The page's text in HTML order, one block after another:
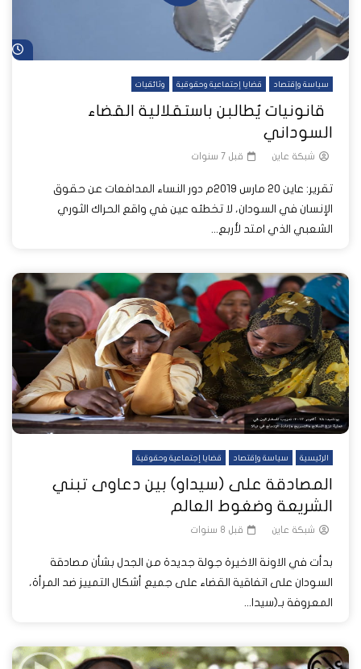
سياسة وإقتصاد قضايا إجتماعية وحقوقية وثائقيات
قانونيات يُطالبن باستقلالية القضاء
السوداني
شبكة عاين قبل 7 سنوات
تقرير: عاين 20 مارس 2019م دور النساء المدافعات عن حقوق
الإنسان في السودان، لا تخطئه عين في واقع الحراك الثوري
الشعبي الذي امتد لأربع...
الرئيسية سياسة وإقتصاد قضايا إجتماعية وحقوقية
المصادقة على (سيداو) بين دعاوى تبني
الشريعة وضغوط العالم
شبكة عاين قبل 8 سنوات
بدأت في الاونة الاخيرة جولة جديدة من الجدل بشأن مصادقة
السودان على اتفاقية القضاء على جميع أشكال التمييز ضد المرأة،
المعروفة بـ(سيدا...